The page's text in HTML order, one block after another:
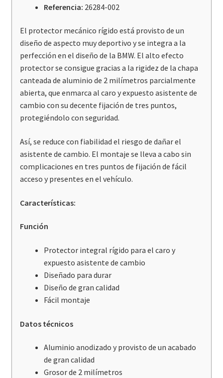
Referencia: 26284-002
El protector mecánico rígido está provisto de un
diseño de aspecto muy deportivo y se integra a la
perfección en el diseño de la BMW. El alto efecto
protector se consigue gracias a la rigidez de la chapa
canteada de aluminio de 2 milímetros parcialmente
abierta, que enmarca al caro y expuesto asistente de
cambio con su decente fijación de tres puntos,
protegiéndolo con seguridad.
Así, se reduce con fiabilidad el riesgo de dañar el
asistente de cambio. El montaje se lleva a cabo sin
complicaciones en tres puntos de fijación de fácil
acceso y presentes en el vehículo.
Características:
Función
Protector integral rígido para el caro y
expuesto asistente de cambio
Diseñado para durar
Diseño de gran calidad
Fácil montaje
Datos técnicos
Aluminio anodizado y provisto de un acabado
de gran calidad
Grosor de 2 milímetros